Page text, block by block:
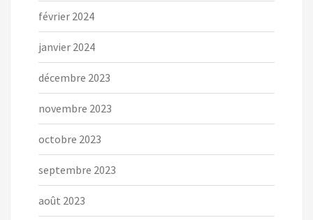
février 2024
janvier 2024
décembre 2023
novembre 2023
octobre 2023
septembre 2023
août 2023